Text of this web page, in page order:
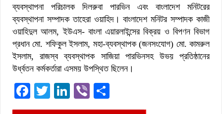
ব্যবস্থাপনা পরিচালক দিলরুবা পারভিন এবং বাংলাদেশ মনিটরের
ব্যবস্থাপনা সম্পাদক তাহেরা ওয়াহিদ। বাংলাদেশ মনিটর সম্পাদক কাজী
ওয়াহিদুল আলম, ইউএস- বাংলা এয়ারলাইন্সের বিক্রয় ও বিপণন বিভাগ
প্রধান মো. শফিকুল ইসলাম, মহা-ব্যবস্থাপক (জনসংযোগ) মো. কামরুল
ইসলাম, রাজস্ব ব্যবস্থাপক সাজিয়া পারভিনসহ উভয় প্রতিষ্ঠানের
উর্ধ্বতন কর্মকর্তারা এসময় উপস্থিত ছিলেন।
Facebook
TwitterLinkedIn
Viber